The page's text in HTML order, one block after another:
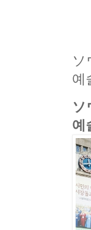
ソ
예
ソ
예